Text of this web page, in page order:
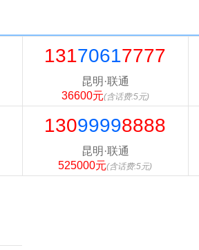
13170617777
昆明·联通
36600元(含话费:5元)
13099998888
昆明·联通
525000元(含话费:5元)